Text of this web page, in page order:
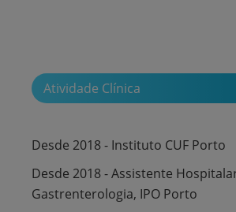
Atividade Clínica
Desde 2018 - Instituto CUF Porto
Desde 2018 - Assistente
Gastrenterologia, IPO Porto